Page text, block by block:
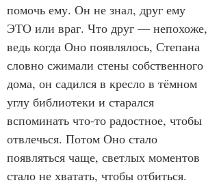
помочь ему. Он не знал, друг ему
ЭТО или враг. Что друг — непохоже,
ведь когда Оно появлялось, Степана
словно сжимали стены собственного
дома, он садился в кресло в тёмном
углу библиотеки и старался
вспоминать что-то радостное, чтобы
отвлечься. Потом Оно стало
появляться чаще, светлых моментов
стало не хватать, чтобы отбиться.